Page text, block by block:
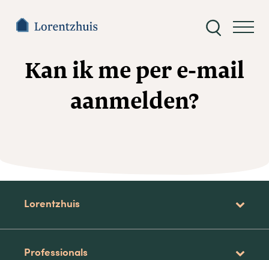
Zoeken
Kan ik me per e-mail
aanmelden?
Lorentzhuis
Professionals